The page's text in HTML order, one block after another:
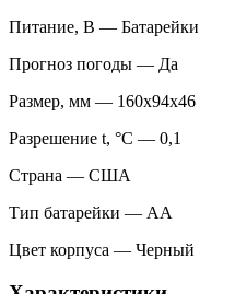
Питание, В — Батарейки
Прогноз погоды — Да
Размер, мм — 160x94x46
Разрешение t, °С — 0,1
Страна — США
Тип батарейки — AA
Цвет корпуса — Черный